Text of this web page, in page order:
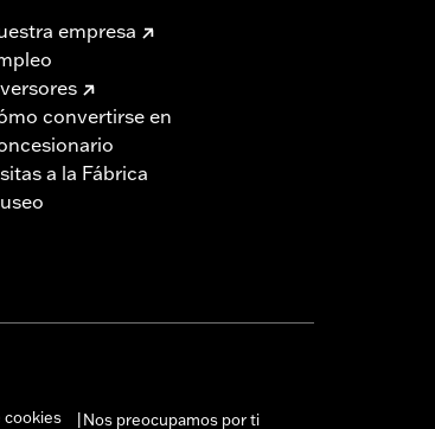
empresa
convertirse en
a la Fábrica
cookies Nos preocupamos por ti